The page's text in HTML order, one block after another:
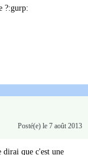
?:gurp:
Posté(e) le 7 août 2013
dirai que c'est une